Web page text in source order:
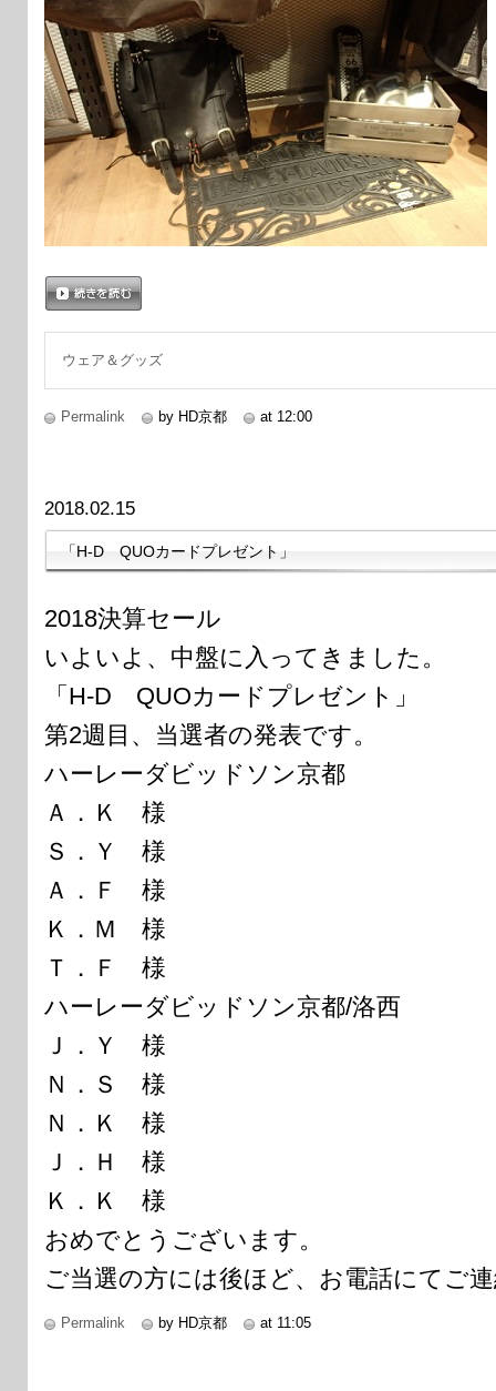
ウェア＆グッズ
Permalink by HD京都 at 12:00
2018.02.15
「H-D QUOカードプレゼント」
2018決算セール
いよいよ、中盤に入ってきました。
「H-D QUOカードプレゼント」
第2週目、当選者の発表です。
ハーレーダビッドソン京都
Ａ．Ｋ 様
Ｓ．Ｙ 様
Ａ．Ｆ 様
Ｋ．Ｍ 様
Ｔ．Ｆ 様
ハーレーダビッドソン京都/洛西
Ｊ．Ｙ 様
Ｎ．Ｓ 様
Ｎ．Ｋ 様
Ｊ．Ｈ 様
Ｋ．Ｋ 様
おめでとうございます。
ご当選の方には後ほど、お電話にてご
Permalink by HD京都 at 11:05